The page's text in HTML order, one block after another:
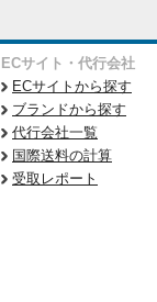
ECサイト・代行会社
ECサイトから探す
ブランドから探す
代行会社一覧
国際送料の計算
受取レポート